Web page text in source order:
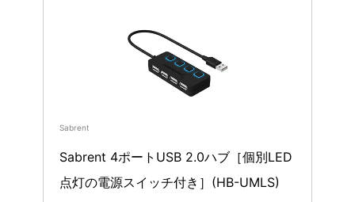
Sabrent
Sabrent 4ポートUSB 2.0ハブ［個別LED
点灯の電源スイッチ付き］(HB-UMLS)